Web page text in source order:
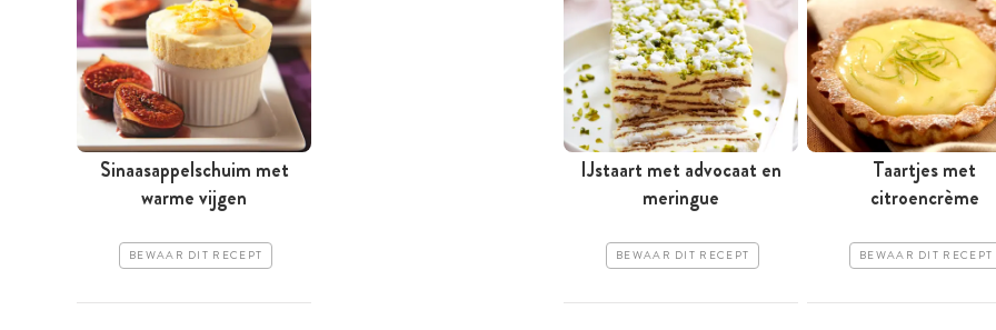
Sinaasappelschuim met
warme vijgen
BEWAAR DIT RECEPT
IJstaart met advocaat en
meringue
BEWAAR DIT RECEPT
Taartjes met
citroencrème
BEWAAR DIT RECEPT